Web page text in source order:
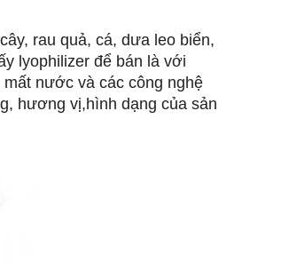
rau quả, cá, dưa leo biển,
lyophilizer để bán là với
nước và các công nghệ
hương vị,hình dạng của sản